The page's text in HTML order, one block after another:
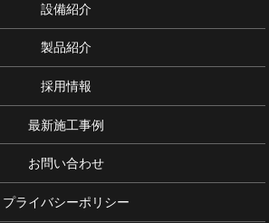
設備紹介
製品紹介
採用情報
最新施工事例
お問い合わせ
プライバシーポリシー